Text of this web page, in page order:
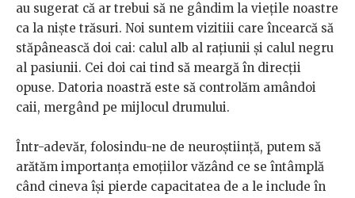
au sugerat că ar trebui să ne gândim la vieţile noastre
ca la nişte trăsuri. Noi suntem vizitiii care încearcă să
stăpânească doi cai: calul alb al raţiunii şi calul negru
al pasiunii. Cei doi cai tind să meargă în direcţii
opuse. Datoria noastră este să controlăm amândoi
caii, mergând pe mijlocul drumului.
Într-adevăr, folosindu-ne de neuroştiinţă, putem să
arătăm importanţa emoţiilor văzând ce se întâmplă
când cineva îşi pierde capacitatea de a le include în